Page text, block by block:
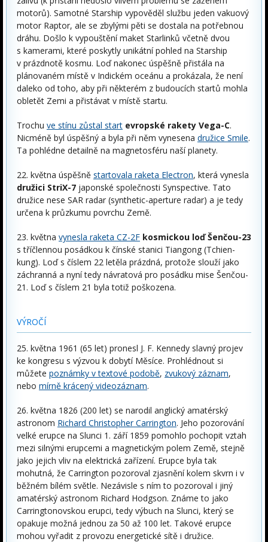
motorů). Samotné Starship vypověděl službu jeden vakuový
motor Raptor, ale se zbylými pěti se dostala na potřebnou
dráhu. Došlo k vypouštění maket Starlinků včetně dvou
s kamerami, které poskytly unikátní pohled na Starship
v prázdnotě kosmu. Loď nakonec úspěšně přistála na
plánovaném místě v Indickém oceánu a prokázala, že není
daleko od toho, aby při některém z budoucích startů mohla
obletět Zemi a přistávat v místě startu.
Trochu ve stínu zůstal start evropské rakety Vega-C.
Nicméně byl úspěšný a byla při něm vynesena družice Smile.
Ta pohlédne detailně na magnetosféru naší planety.
22. května úspěšně startovala raketa Electron, která vynesla
družici StriX-7 japonské společnosti Synspective. Tato
družice nese SAR radar (synthetic-aperture radar) a je tedy
určena k průzkumu povrchu Země.
23. května vynesla raketa CZ-2F kosmickou loď Šenčou-23
s tříčlennou posádkou k čínské stanici Tiangong (Tchien-
kung). Loď s číslem 22 letěla prázdná, protože slouží jako
záchranná a nyní tedy návratová pro posádku mise Šenčou-
21. Loď s číslem 21 byla totiž poškozena.
VÝROČÍ
25. května 1961 (65 let) pronesl J. F. Kennedy slavný projev
ke kongresu s výzvou k dobytí Měsíce. Prohlédnout si
můžete poznámky v textové podobě, zvukový záznam,
nebo mírně krácený videozáznam.
26. května 1826 (200 let) se narodil anglický amatérský
astronom Richard Christopher Carrington. Jeho pozorování
velké erupce na Slunci 1. září 1859 pomohlo pochopit vztah
mezi silnými erupcemi a magnetickým polem Země, stejně
jako jejich vliv na elektrická zařízení. Erupce byla tak
mohutná, že Carrington pozoroval zjasnění kolem skvrn i v
běžném bílém světle. Nezávisle s ním to pozoroval i jiný
amatérský astronom Richard Hodgson. Známe to jako
Carringtonovskou erupci, tedy výbuch na Slunci, který se
opakuje možná jednou za 50 až 100 let. Takové erupce
mohou vyřadit z provozu energetické sítě i družice.